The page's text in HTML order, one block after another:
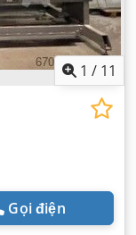
1 / 11
Gọi điện